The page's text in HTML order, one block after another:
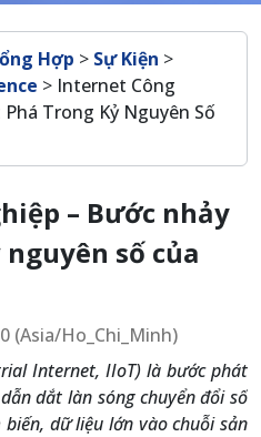
Hợp > Sự Kiện >
> Internet Công
Trong Kỷ Nguyên Số
– Bước nhảy
số của
(Asia/Ho_Chi_Minh)
Internet, IIoT) là bước phát
dắt làn sóng chuyển đổi số
dữ liệu lớn vào chuỗi sản